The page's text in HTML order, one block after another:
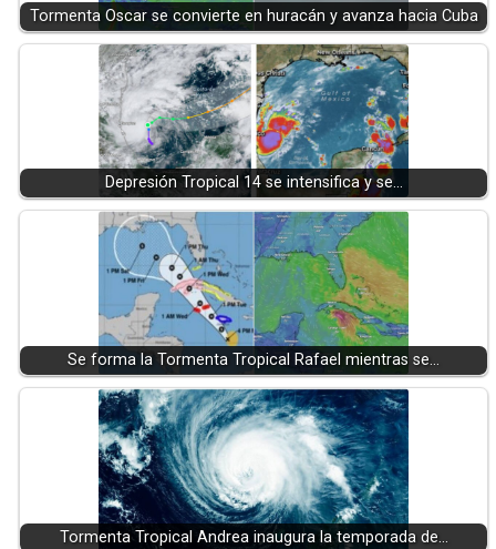
Tormenta Oscar se convierte en huracán y avanza hacia Cuba
Depresión Tropical 14 se intensifica y se…
Se forma la Tormenta Tropical Rafael mientras se…
Tormenta Tropical Andrea inaugura la temporada de…